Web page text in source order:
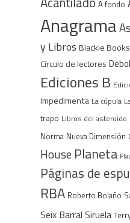
A fondo
Anagrama
y Libros Blackie Books
Círculo de lectores
Ediciones B
Impedimenta La cúpula
trapo Libros del asteroide
Norma Nueva Dimensión
House Planeta
Páginas de
RBA Roberto Bolaño
Seix Barral Siruela